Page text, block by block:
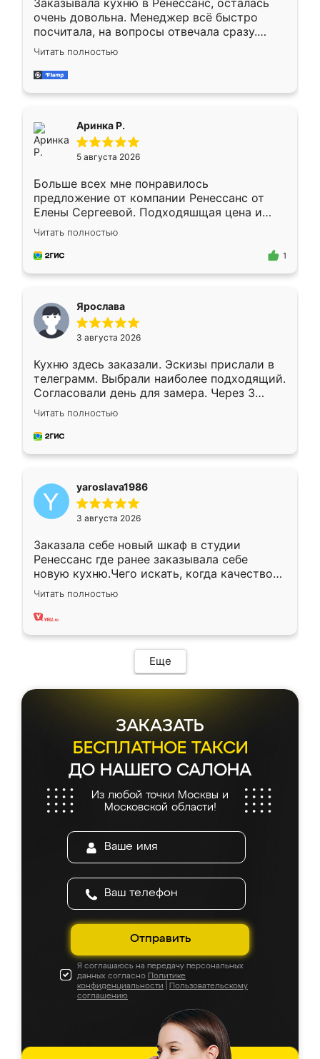
Заказывала кухню в Ренессанс, осталась
очень довольна. Менеджер всё быстро
посчитала, на вопросы отвечала сразу.
Замерщик приехал в субботу, подошёл к
делу со всей ответственностью. Собрали
за день, ребята работали аккуратно, даже
Читать полностью
Аринка Р.
5 августа 2026
Больше всех мне понравилось
предложение от компании Ренессанс от
Елены Сергеевой. Подходяшщая цена и
короткие сроки изготовления. Приехавший
для замера сотрудник Владислав
предложил по моему эскизу самый
Читать полностью
1
Ярослава
3 августа 2026
Кухню здесь заказали. Эскизы прислали в
телеграмм. Выбрали наиболее подходящий.
Согласовали день для замера. Через 3
недели кухня была уже готова. Остались
довольны работой. Спасибо Ренессанс
мебель за качественную работу!
Читать полностью
yaroslava1986
3 августа 2026
Заказала себе новый шкаф в студии
Ренессанс где ранее заказывала себе
новую кухню.Чего искать, когда качеством
вполне довольна. Служит кухня уже почти
два года, нареканий нет.
Читать полностью
Еще
ЗАКАЗАТЬ
БЕСПЛАТНОЕ ТАКСИ
ДО НАШЕГО САЛОНА
Из любой точки Москвы и
Московской области!
Отправить
Я соглашаюсь на передачу персональных
данных согласно Политике
конфиденциальности
Пользовательскому
соглашению